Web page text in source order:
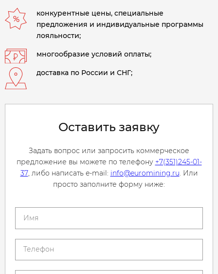
конкурентные цены, специальные
предложения и индивидуальные программы
лояльности;
многообразие условий оплаты;
доставка по России и СНГ;
Оставить заявку
Задать вопрос или запросить коммерческое
предложение вы можете по телефону +7(351)245-01-
37, либо написать e-mail: info@euromining.ru. Или
просто заполните форму ниже: